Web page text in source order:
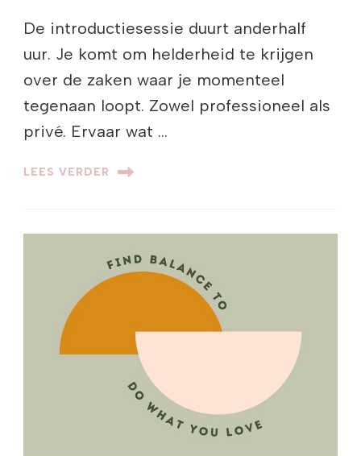
De introductiesessie duurt anderhalf
uur. Je komt om helderheid te krijgen
over de zaken waar je momenteel
tegenaan loopt. Zowel professioneel als
privé. Ervaar wat …
LEES VERDER